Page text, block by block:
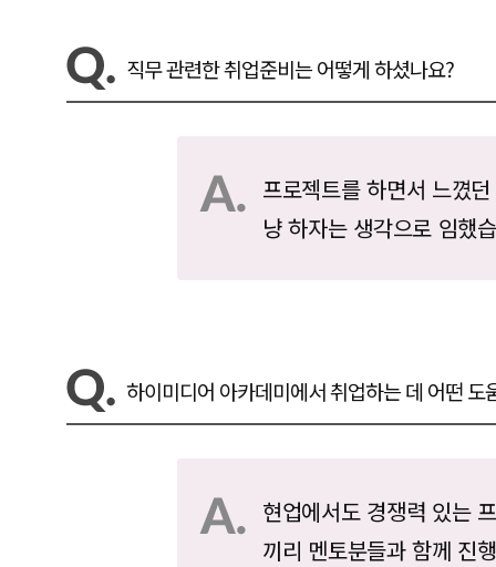
직무 관련한 취업준비는 어떻게 하셨나요?
프로젝트를 하면서 느꼈
냥 하자는 생각으로 임했
하이미디어 아카데미에서 취업하는 데 어떤 도
현업에서도 경쟁력 있는
끼리 멘토분들과 함께 진